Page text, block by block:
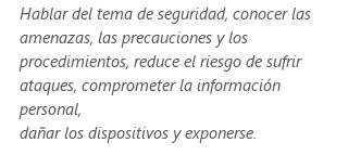
Hablar del tema de seguridad, conocer las
amenazas, las precauciones y los
procedimientos, reduce el riesgo de sufrir
ataques, comprometer la información
personal,
dañar los dispositivos y exponerse.